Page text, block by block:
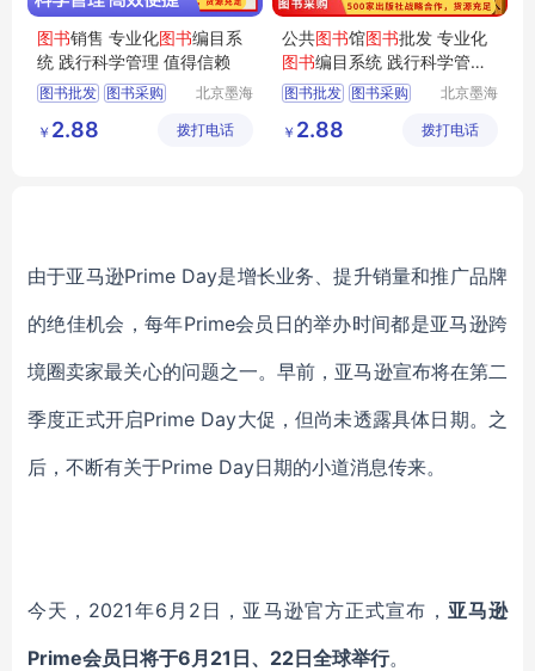
图书销售 专业化图书编目系
统 践行科学管理 值得信赖
图书批发 图书采购
图书
北京墨海
有限公司
￥ 2.88 拨打电话
公共图书馆图书批发 专业化
图书编目系统 践行科学管理
值得信赖
图书批发 图书采购
图书
北京墨海
有限公司
￥ 2.88 拨打电话
由于亚马逊Prime Day是增长业务、提升销量和推广品牌
的绝佳机会，每年Prime会员日的举办时间都是亚马逊跨
境圈卖家最关心的问题之一。早前，亚马逊宣布将在第二
季度正式开启Prime Day大促，但尚未透露具体日期。之
后，不断有关于Prime Day日期的小道消息传来。
今天，2021年6月2日，亚马逊官方正式宣布， 亚马逊
Prime会员日将于6月21日、22日全球举行。